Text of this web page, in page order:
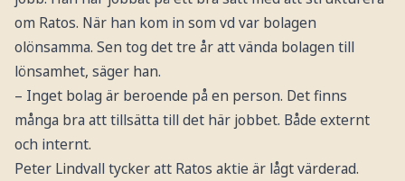
om Ratos. När han kom in som vd var bolagen
olönsamma. Sen tog det tre år att vända bolagen till
lönsamhet, säger han.
– Inget bolag är beroende på en person. Det finns
många bra att tillsätta till det här jobbet. Både externt
och internt.
Peter Lindvall tycker att Ratos aktie är lågt värderad.